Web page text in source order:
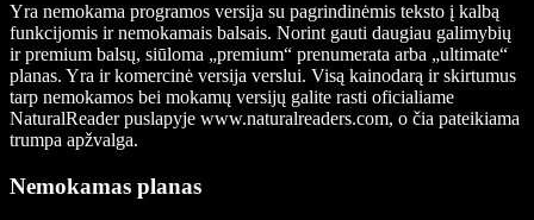
Yra nemokama programos versija su pagrindinėmis teksto į kalbą
funkcijomis ir nemokamais balsais. Norint gauti daugiau galimybių
ir premium balsų, siūloma „premium“ prenumerata arba „ultimate“
planas. Yra ir komercinė versija verslui. Visą kainodarą ir skirtumus
tarp nemokamos bei mokamų versijų galite rasti oficialiame
NaturalReader puslapyje www.naturalreaders.com, o čia pateikiama
trumpa apžvalga.
Nemokamas planas